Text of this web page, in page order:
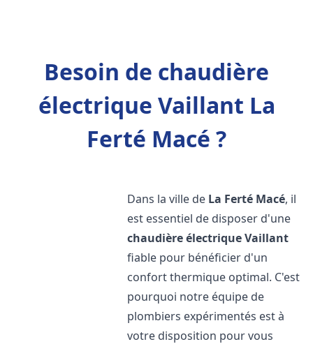
Besoin de chaudière
électrique Vaillant La
Ferté Macé ?
Dans la ville de La Ferté Macé, il
est essentiel de disposer d'une
chaudière électrique Vaillant
fiable pour bénéficier d'un
confort thermique optimal. C'est
pourquoi notre équipe de
plombiers expérimentés est à
votre disposition pour vous